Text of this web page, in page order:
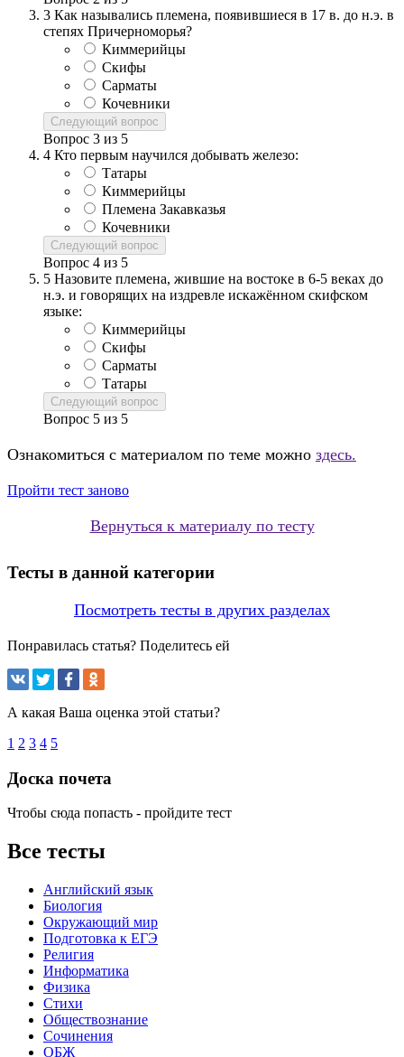
3 Как назывались племена, появившиеся в 17 в. до н.э. в
степях Причерноморья?
Киммерийцы
Скифы
Сарматы
Кочевники
Следующий вопрос
Вопрос 3 из 5
4 Кто первым научился добывать железо:
Татары
Киммерийцы
Племена Закавказья
Кочевники
Следующий вопрос
Вопрос 4 из 5
5 Назовите племена, жившие на востоке в 6-5 веках до
н.э. и говорящих на издревле искажённом скифском
языке:
Киммерийцы
Скифы
Сарматы
Татары
Следующий вопрос
Вопрос 5 из 5
Ознакомиться с материалом по теме можно здесь.
Пройти тест заново
Вернуться к материалу по тесту
Тесты в данной категории
Посмотреть тесты в других разделах
Понравилась статья? Поделитесь ей
А какая Ваша оценка этой статьи?
1 2 3 4 5
Доска почета
Чтобы сюда попасть - пройдите тест
Все тесты
Английский язык
Биология
Окружающий мир
Подготовка к ЕГЭ
Религия
Информатика
Физика
Стихи
Обществознание
Сочинения
ОБЖ